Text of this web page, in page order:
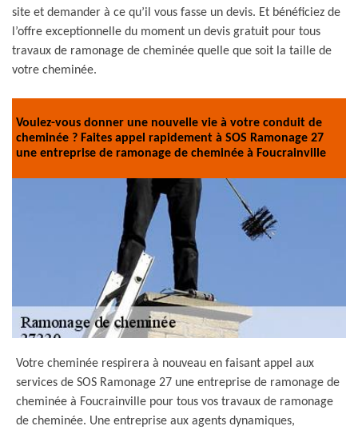
site et demander à ce qu’il vous fasse un devis. Et bénéficiez de
l’offre exceptionnelle du moment un devis gratuit pour tous
travaux de ramonage de cheminée quelle que soit la taille de
votre cheminée.
Voulez-vous donner une nouvelle vie à votre conduit de
cheminée ? Faites appel rapidement à SOS Ramonage 27
une entreprise de ramonage de cheminée à Foucrainville
Votre cheminée respirera à nouveau en faisant appel aux
services de SOS Ramonage 27 une entreprise de ramonage de
cheminée à Foucrainville pour tous vos travaux de ramonage
de cheminée. Une entreprise aux agents dynamiques,